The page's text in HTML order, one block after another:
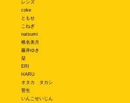
レンズ
coke
ともせ
こねぎ
natsumi
椎名美月
藤井ゆき
栞
ERI
HARU
オタカ タカシ
菅生
いんこせいじん